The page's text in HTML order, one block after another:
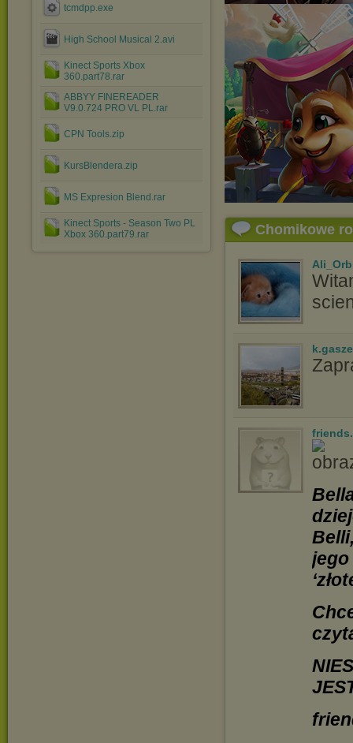
tcmdpp.exe
High School Musical 2.avi
Kinect Sports Xbox
360.part78.rar
ABBYY FINEREADER
V9.0.724 PRO VL PL.rar
CPN Tools.zip
KursBlendera.zip
MS Expresion Blend.rar
Kinect Sports - Season Two PL
Xbox 360.part79.rar
Chomikowe
jego